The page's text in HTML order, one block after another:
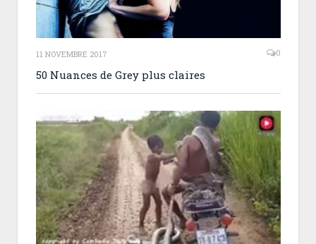
11 NOVEMBRE 2017 0
50 Nuances de Grey plus claires